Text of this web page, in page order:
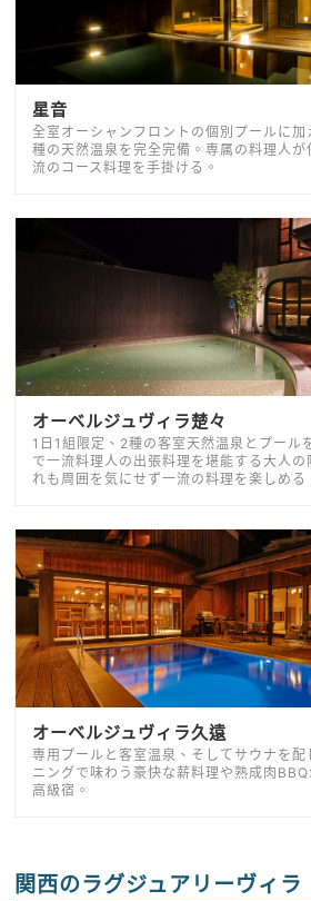
星音
全室オーシャンフロントの個別プールに
種の天然温泉を完全完備。専属の料理人
流のコース料理を手掛ける。
オーベルジュヴィラ楚々
1日1組限定、2種の客室天然温泉とプール
で一流料理人の出張料理を堪能する大人
れも周囲を気にせず一流の料理を楽しめる
オーベルジュヴィラ久遠
専用プールと客室温泉、そしてサウナを配
ニングで味わう豪快な薪料理や熟成肉
高級宿。
関西のラグジュアリーヴィラ